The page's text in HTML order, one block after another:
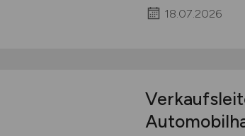
18.07.2026